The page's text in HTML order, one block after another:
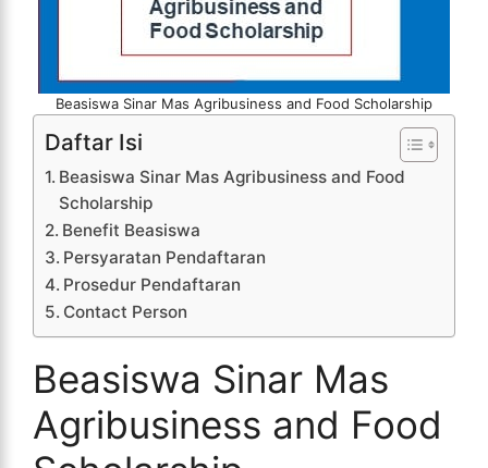
Beasiswa Sinar Mas Agribusiness and Food Scholarship
Daftar Isi
Beasiswa Sinar Mas Agribusiness and Food
Scholarship
Benefit Beasiswa
Persyaratan Pendaftaran
Prosedur Pendaftaran
Contact Person
Beasiswa Sinar Mas
Agribusiness and Food